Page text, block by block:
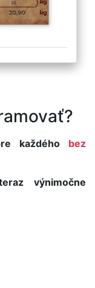
každého
bez
výnimočne